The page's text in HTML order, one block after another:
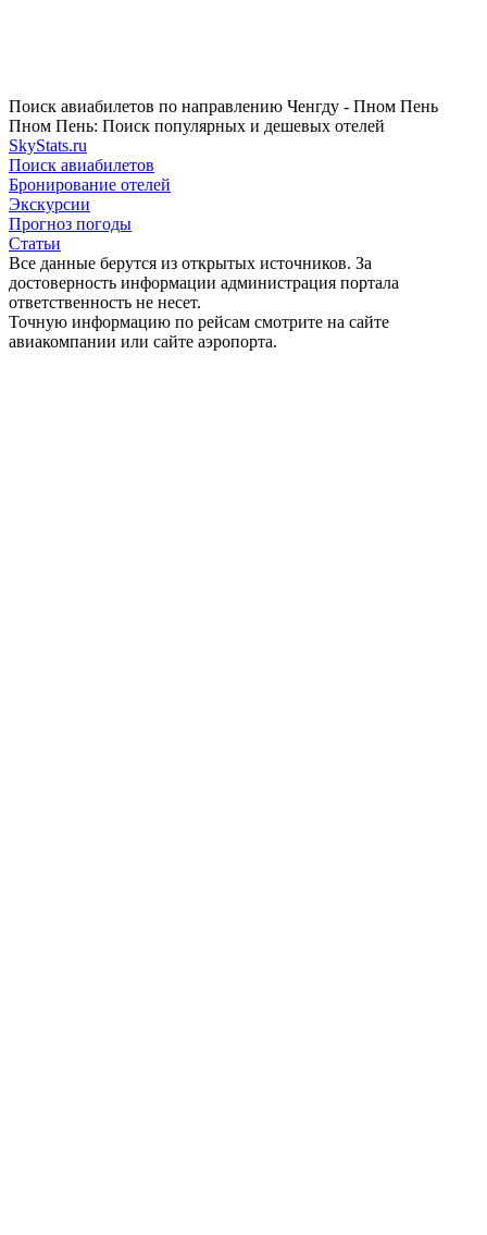
Поиск авиабилетов по направлению Ченгду - Пном Пень
Пном Пень: Поиск популярных и дешевых отелей
SkyStats.ru
Поиск авиабилетов
Бронирование отелей
Экскурсии
Прогноз погоды
Статьи
Все данные берутся из открытых источников. За
достоверность информации администрация портала
ответственность не несет.
Точную информацию по рейсам смотрите на сайте
авиакомпании или сайте аэропорта.